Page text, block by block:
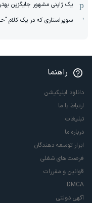
یک ژاپنی مشهور جایگزین
سوپراستاری که در یک کلام
راهنما
دانلود اپلیکیشن
ارتباط با ما
تبلیغات
درباره ما
ابزار توسعه دهندگان
فرصت های شغلی
قوانین و مقررات
DMCA
آگهی دولتی